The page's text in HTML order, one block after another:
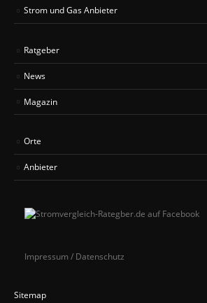
Strom und Gas Anbieter
Ratgeber
News
Magazin
Orte
Anbieter
Impressum / Datenschutz
Sitemap